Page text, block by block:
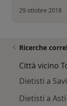
29 ottobre 2018
Ricerche
Città vicino
Dietisti a
Dietisti a Asti